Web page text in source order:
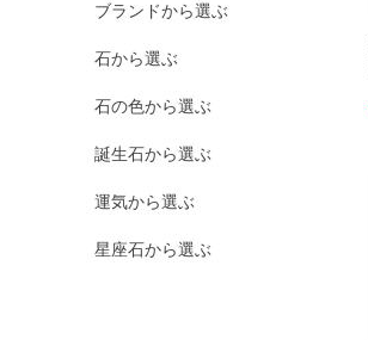
ブランドから選ぶ
石から選ぶ
石の色から選ぶ
誕生石から選ぶ
運気から選ぶ
星座石から選ぶ